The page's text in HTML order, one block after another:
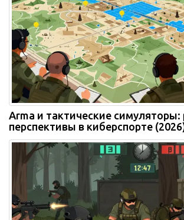
Arma и тактические
перспективы в киберспорте